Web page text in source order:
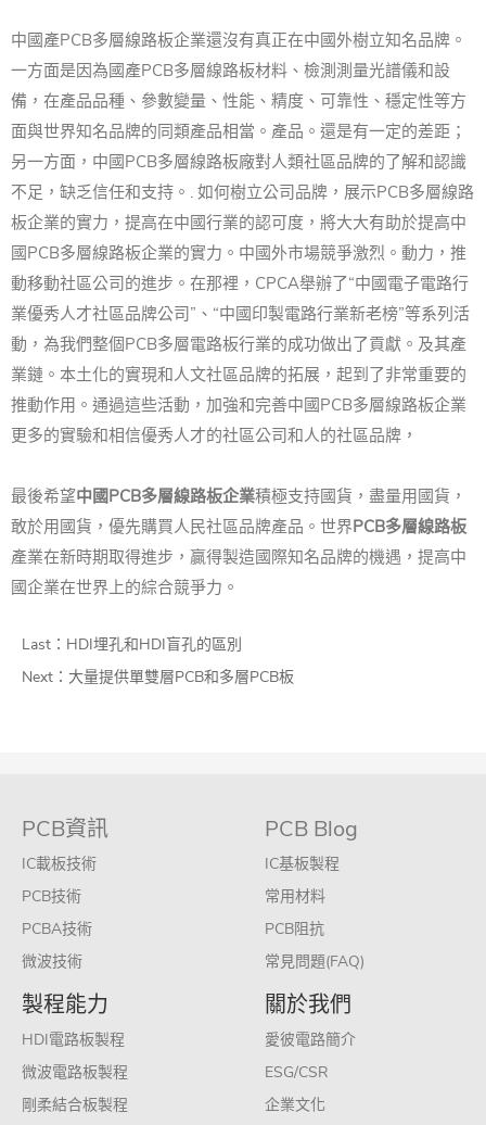
中國產PCB多層線路板企業還沒有真正在中國外樹立知名品牌。
一方面是因為國產PCB多層線路板材料、檢測測量光譜儀和設
備，在產品品種、參數變量、性能、精度、可靠性、穩定性等方
面與世界知名品牌的同類產品相當。產品。 還是有一定的差距；
另一方面，中國PCB多層線路板廠對人類社區品牌的了解和認識
不足，缺乏信任和支持。 . 如何樹立公司品牌，展示PCB多層線路
板企業的實力，提高在中國行業的認可度，將大大有助於提高中
國PCB多層線路板企業的實力。 中國外市場競爭激烈。 動力，推
動移動社區公司的進步。 在那裡，CPCA舉辦了“中國電子電路行
業優秀人才社區品牌公司”、“中國印製電路行業新老榜”等系列活
動，為我們整個PCB多層電路板行業的成功做出了貢獻。及其產
業鏈。 本土化的實現和人文社區品牌的拓展，起到了非常重要的
推動作用。 通過這些活動，加強和完善中國PCB多層線路板企業
更多的實驗和相信優秀人才的社區公司和人的社區品牌，
最後希望中國PCB多層線路板企業積極支持國貨，盡量用國貨，
敢於用國貨，優先購買人民社區品牌產品。 世界PCB多層線路板
產業在新時期取得進步，贏得製造國際知名品牌的機遇，提高中
國企業在世界上的綜合競爭力。
Last： HDI埋孔和HDI盲孔的區別
Next： 大量提供單雙層PCB和多層PCB板
PCB資訊
IC載板技術
PCB技術
PCBA技術
微波技術
PCB Blog
IC基板製程
常用材料
PCB阻抗
常見問題(FAQ)
製程能力
HDI電路板製程
微波電路板製程
剛柔結合板製程
關於我們
愛彼電路簡介
ESG/CSR
企業文化